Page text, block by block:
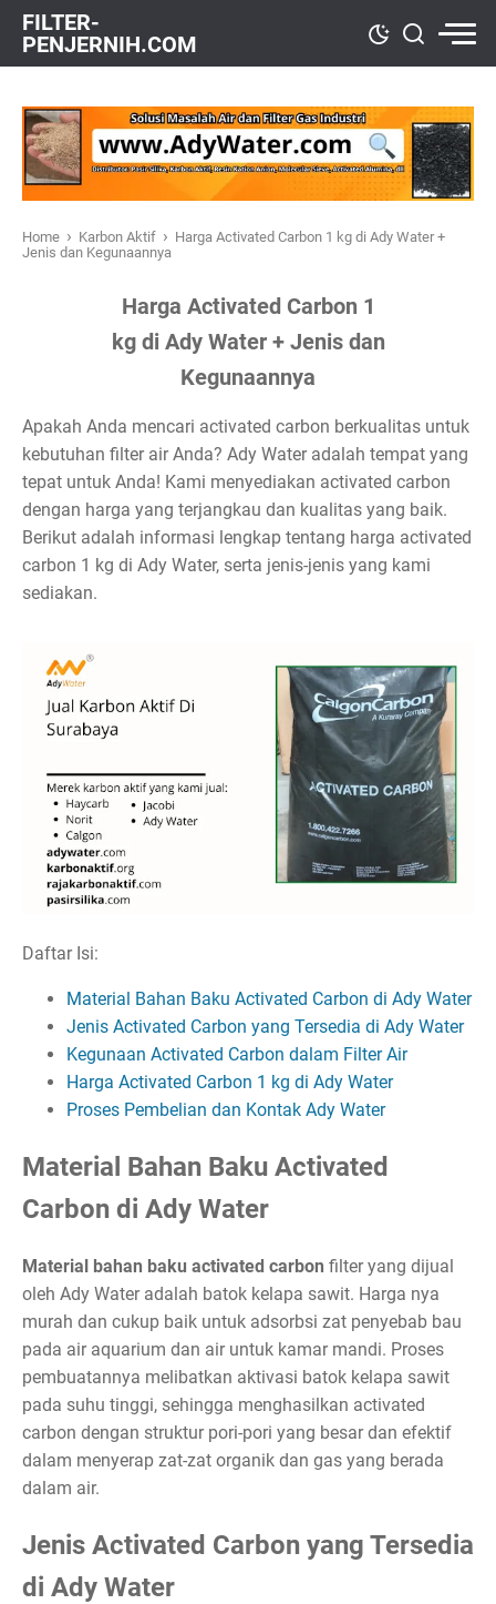
FILTER-
PENJERNIH.COM
Home › Karbon Aktif › Harga Activated Carbon 1 kg di Ady Water +
Jenis dan Kegunaannya
Harga Activated Carbon 1
kg di Ady Water + Jenis dan
Kegunaannya
Apakah Anda mencari activated carbon berkualitas untuk
kebutuhan filter air Anda? Ady Water adalah tempat yang
tepat untuk Anda! Kami menyediakan activated carbon
dengan harga yang terjangkau dan kualitas yang baik.
Berikut adalah informasi lengkap tentang harga activated
carbon 1 kg di Ady Water, serta jenis-jenis yang kami
sediakan.
Daftar Isi:
Material Bahan Baku Activated Carbon di Ady Water
Jenis Activated Carbon yang Tersedia di Ady Water
Kegunaan Activated Carbon dalam Filter Air
Harga Activated Carbon 1 kg di Ady Water
Proses Pembelian dan Kontak Ady Water
Material Bahan Baku Activated
Carbon di Ady Water
Material bahan baku activated carbon filter yang dijual
oleh Ady Water adalah batok kelapa sawit. Harga nya
murah dan cukup baik untuk adsorbsi zat penyebab bau
pada air aquarium dan air untuk kamar mandi. Proses
pembuatannya melibatkan aktivasi batok kelapa sawit
pada suhu tinggi, sehingga menghasilkan activated
carbon dengan struktur pori-pori yang besar dan efektif
dalam menyerap zat-zat organik dan gas yang berada
dalam air.
Jenis Activated Carbon yang Tersedia
di Ady Water